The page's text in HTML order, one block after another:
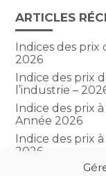
ARTICLES
Indices des prix
2026
Indice des prix
l’industrie –
Indice des prix
Année 2026
Indice des prix
2026
Indice du